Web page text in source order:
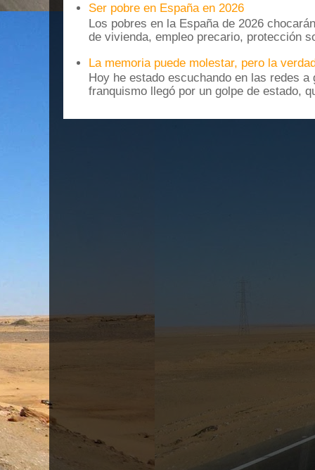
Ser pobre en España en 2026
Los pobres en la España de 2026
de vivienda, empleo precario, protección
La memoria puede molestar, pero la
Hoy he estado escuchando en las redes
franquismo llegó por un golpe de estado,